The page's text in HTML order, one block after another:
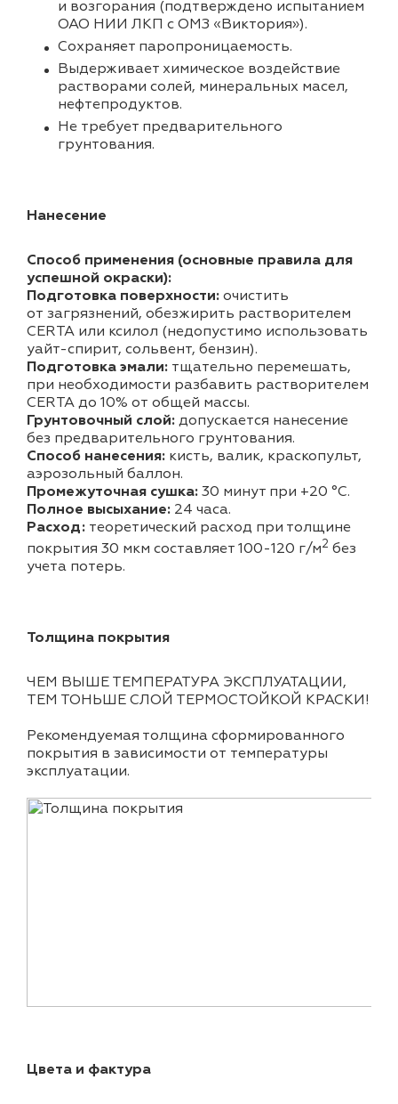
и возгорания (подтверждено испытанием
ОАО НИИ ЛКП с ОМЗ «Виктория»).
Cохраняет паропроницаемость.
Выдерживает химическое воздействие
растворами солей, минеральных масел,
нефтепродуктов.
Не требует предварительного
грунтования.
Нанесение
Способ применения (основные правила для
успешной окраски):
Подготовка поверхности: очистить
от загрязнений, обезжирить растворителем
CERTA или ксилол (недопустимо использовать
уайт-спирит, сольвент, бензин).
Подготовка эмали: тщательно перемешать,
при необходимости разбавить растворителем
CERTA до 10% от общей массы.
Грунтовочный слой: допускается нанесение
без предварительного грунтования.
Способ нанесения: кисть, валик, краскопульт,
аэрозольный баллон.
Промежуточная сушка: 30 минут при +20 °С.
Полное высыхание: 24 часа.
Расход: теоретический расход при толщине
покрытия 30 мкм составляет 100-120 г/м2 без
учета потерь.
Толщина покрытия
ЧЕМ ВЫШЕ ТЕМПЕРАТУРА ЭКСПЛУАТАЦИИ,
ТЕМ ТОНЬШЕ СЛОЙ ТЕРМОСТОЙКОЙ КРАСКИ!
Рекомендуемая толщина сформированного
покрытия в зависимости от температуры
эксплуатации.
Цвета и фактура